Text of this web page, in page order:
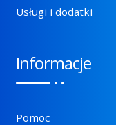
Usługi i dodatki
Informacje
Pomoc